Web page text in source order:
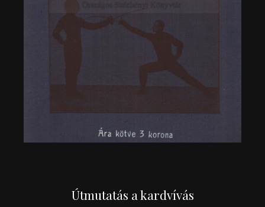
Útmutatás a kardvívás